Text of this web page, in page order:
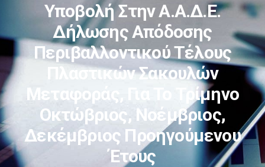
Υποβολή Στην Α.Α.Δ.Ε.
Δήλωσης Απόδοσης
Περιβαλλοντικού Τέλους
Πλαστικών Σακουλών
Μεταφοράς, Για Το Τρίμηνο
Οκτώβριος, Νοέμβριος,
Δεκέμβριος Προηγούμενου
Έτους